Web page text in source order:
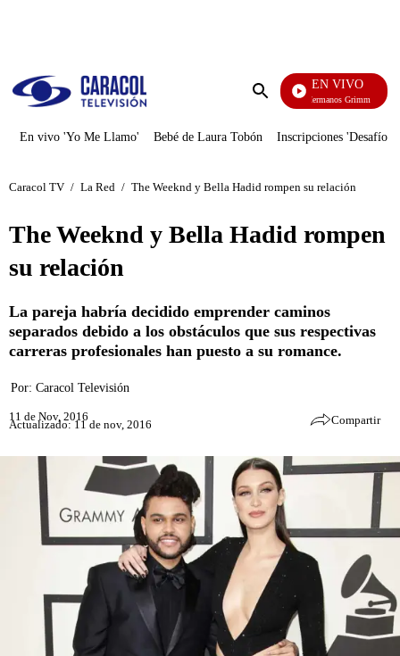
Enviar
EN VIVO
En vivo 'Yo Me Llamo' Bebé de Laura Tobón Inscripciones 'Desafío'
Caracol TV / La Red / The Weeknd y Bella Hadid rompen su relación
The Weeknd y Bella Hadid rompen
su relación
La pareja habría decidido emprender caminos
separados debido a los obstáculos que sus respectivas
carreras profesionales han puesto a su romance.
Por: Caracol Televisión
11 de Nov, 2016
Actualizado: 11 de nov, 2016 Compartir